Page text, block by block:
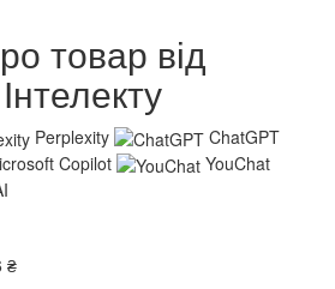
товар від
Perplexity
ChatGPT
Copilot
YouChat
₴